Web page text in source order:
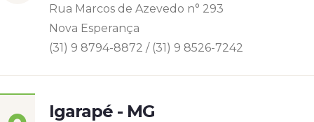
Rua Marcos de Azevedo n° 293
Nova Esperança
(31) 9 8794-8872 / (31) 9 8526-7242
Igarapé - MG